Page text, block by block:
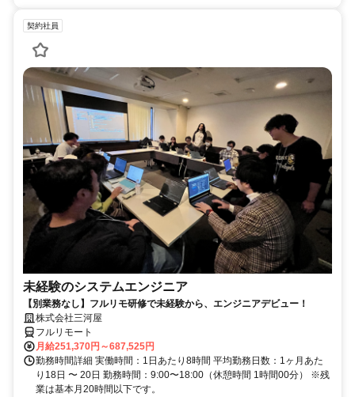
契約社員
未経験のシステムエンジニア
【別業務なし】フルリモ研修で未経験から、エンジニアデビュー！
株式会社三河屋
フルリモート
月給251,370円～687,525円
勤務時間詳細 実働時間：1日あたり8時間 平均勤務日数：1ヶ月あた
り18日 〜 20日 勤務時間：9:00〜18:00（休憩時間 1時間00分） ※残
業は基本月20時間以下です。